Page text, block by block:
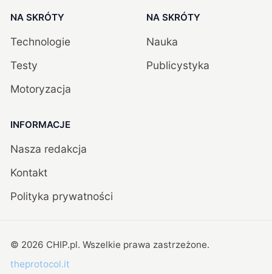
NA SKRÓTY
Technologie
Testy
Motoryzacja
NA SKRÓTY
Nauka
Publicystyka
INFORMACJE
Nasza redakcja
Kontakt
Polityka prywatności
© 2026 CHIP.pl. Wszelkie prawa zastrzeżone.
theprotocol.it